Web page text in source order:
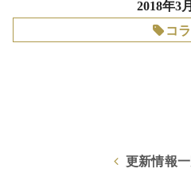
2018年3
コ
更新情報